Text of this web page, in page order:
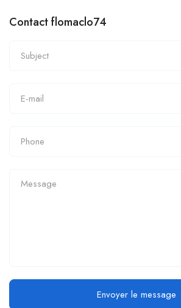
Contact flomaclo74
Envoyer le message